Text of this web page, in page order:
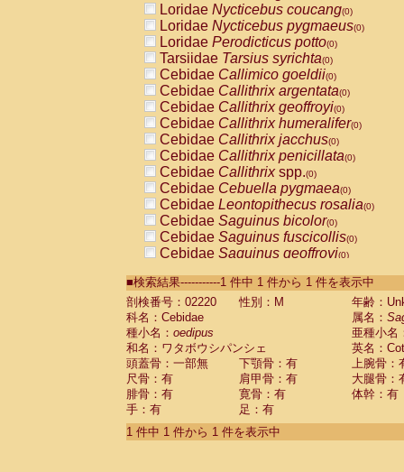
Loridae Nycticebus coucang(0)
Loridae Nycticebus pygmaeus(0)
Loridae Perodicticus potto(0)
Tarsiidae Tarsius syrichta(0)
Cebidae Callimico goeldii(0)
Cebidae Callithrix argentata(0)
Cebidae Callithrix geoffroyi(0)
Cebidae Callithrix humeralifer(0)
Cebidae Callithrix jacchus(0)
Cebidae Callithrix penicillata(0)
Cebidae Callithrixspp.(0)
Cebidae Cebuella pygmaea(0)
Cebidae Leontopithecus rosalia(0)
Cebidae Saguinus bicolor(0)
Cebidae Saguinus fuscicollis(0)
Cebidae Saguinus geoffroyi(0)
CebidaeSaguinus labiatus(0)
Cebidae Saguinus leucopus (0)
Cebidae
Cebidae
CebidaeSaguinus nigricollis (0)
Cebidae Saguinus oedipus
Cebidae Saguinus weddelli
Cebidae Saguinusspp.
Cebidae Aotus trivirgatus
Cebidae Cebus albifrons
■検索結果-----------1 件中 1 件から 1 件を表示中
剖検番号：02220
性別：M
年齢：
科名：Cebidae
属名：
種小名： oedipus
亜種小名
和名：ワタボウシパンシェ
英名：
頭蓋骨：一部無
下顎骨：有
上腕骨：
尺骨：有
肩甲骨：有
大腿骨：
腓骨：有
寛骨：有
体幹：有
手：有
足：有
1 件中 1 件から 1 件を表示中